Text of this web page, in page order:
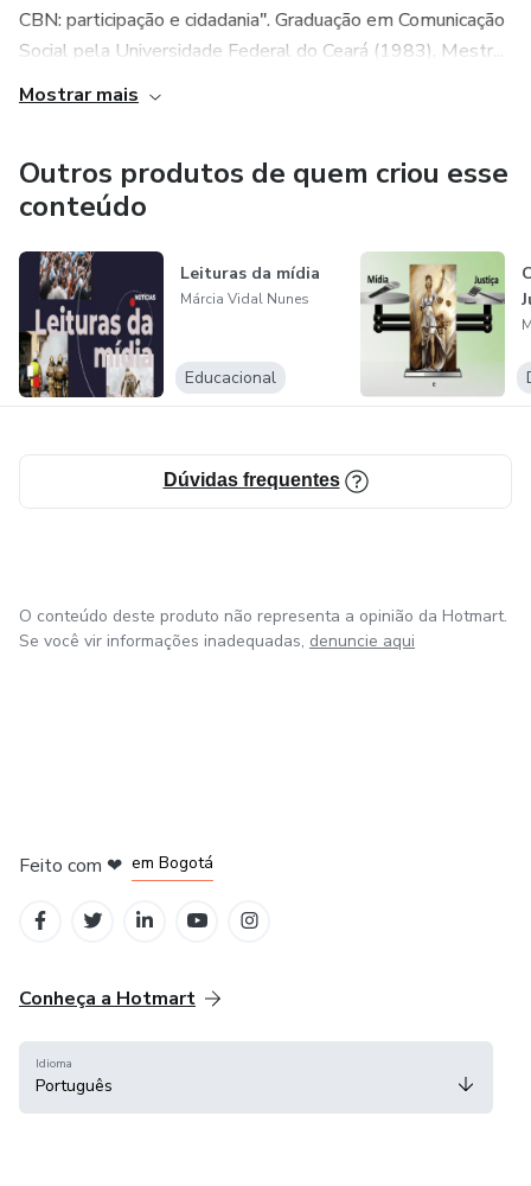
CBN: participação e cidadania". Graduação em Comunicação
Social pela Universidade Federal do Ceará (1983), Mestr...
Mostrar mais
Outros produtos de quem criou esse
conteúdo
Leituras da mídia
Márcia Vidal Nunes
Educacional
Dúvidas frequentes
O conteúdo deste produto não representa a opinião da Hotmart.
Se você vir informações inadequadas, denuncie aqui
Feito com ❤ em Bogotá
Conheça a Hotmart
Idioma
Português